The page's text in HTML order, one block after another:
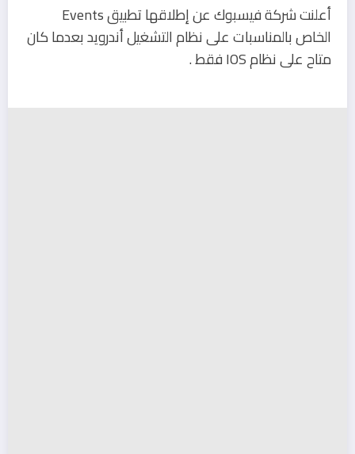
أعلنت شركة فيسبوك عن إطلاقها تطبيق Events
الخاص بالمناسبات على نظام التشغيل أندرويد بعدما كان
متاح على نظام IOS فقط .